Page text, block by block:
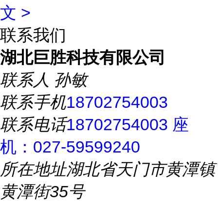
文 >
联系我们
湖北巨胜科技有限公司
联系人 孙敏
联系手机18702754003
联系电话18702754003 座
机：027-59599240
所在地址湖北省天门市黄潭镇
黄潭街35号